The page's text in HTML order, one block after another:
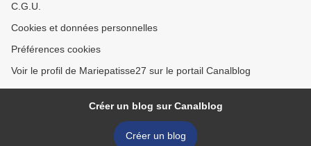
C.G.U.
Cookies et données personnelles
Préférences cookies
Voir le profil de Mariepatisse27 sur le portail Canalblog
Créer un blog sur Canalblog
Créer un blog